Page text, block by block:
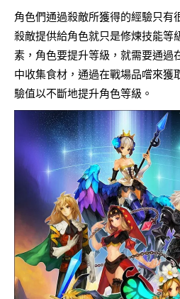
角色們通過殺敵所獲得的經驗只有
殺敵提供給角色就只是修煉技能等
素，角色要提升等級，就需要通過
中收集食材，通過在戰場品嚐來獲
驗值以不斷地提升角色等級。